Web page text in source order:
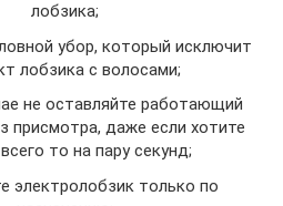
лобзика;
убор, который исключит
лобзика с волосами;
не оставляйте работающий
присмотра, даже если хотите
то на пару секунд;
электролобзик только по